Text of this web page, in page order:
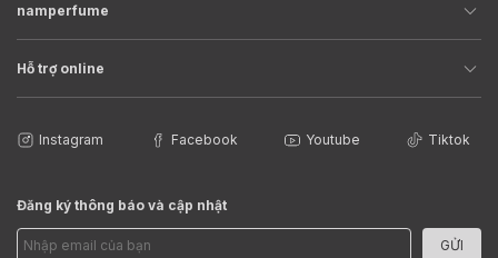
namperfume
Hỗ trợ online
Instagram Facebook Youtube Tiktok
Đăng ký thông báo và cập nhật
GỬI